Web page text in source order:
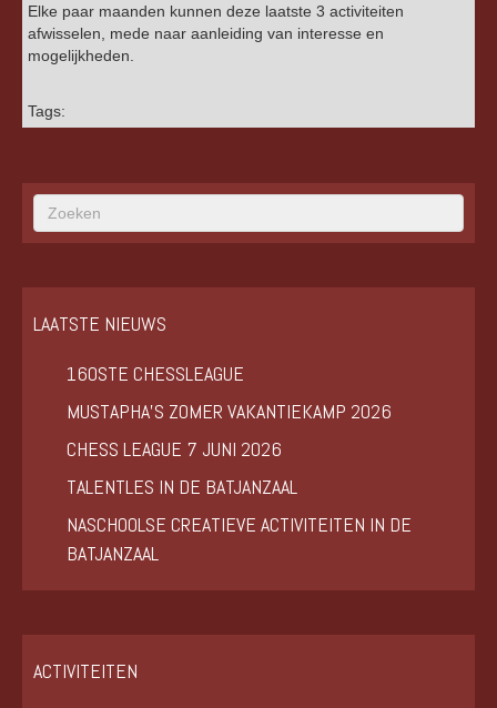
Elke paar maanden kunnen deze laatste 3 activiteiten
afwisselen, mede naar aanleiding van interesse en
mogelijkheden.
Tags:
LAATSTE NIEUWS
160STE CHESSLEAGUE
MUSTAPHA’S ZOMER VAKANTIEKAMP 2026
CHESS LEAGUE 7 JUNI 2026
TALENTLES IN DE BATJANZAAL
NASCHOOLSE CREATIEVE ACTIVITEITEN IN DE
BATJANZAAL
ACTIVITEITEN